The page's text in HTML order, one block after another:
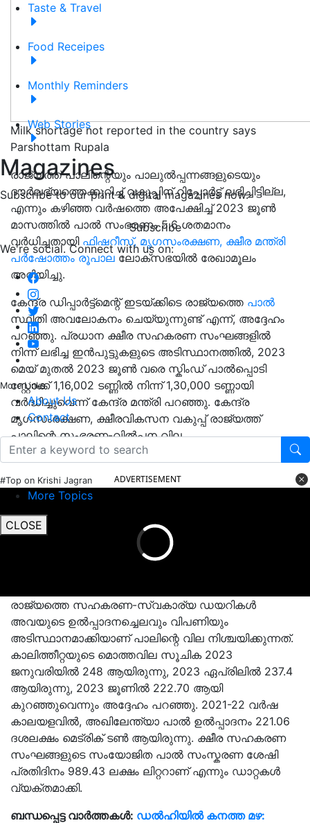
Taste & Travel
Food Receipes
Monthly Reminders
Web Stories
Magazines
Subscribe to our print & digital magazines now.
Subscribe
We're social. Connect with us on:
More Links
About Us
Contact
#Top on Krishi Jagran
More Topics
CLOSE
Milk shortage not reported in the country says
Parshottam Rupala
രാജ്യത്ത് പാലിന്റെയും പാലുൽപ്പന്നങ്ങളുടെയും
ദൗർലഭ്യത്തെക്കുറിച്ച് വകുപ്പിന് റിപ്പോർട്ട് ലഭിച്ചിട്ടില്ല,
എന്നും കഴിഞ്ഞ വർഷത്തെ അപേക്ഷിച്ച് 2023 ജൂൺ
മാസത്തിൽ പാൽ സംഭരണം 5.6 ശതമാനം
വർധിച്ചതായി ഫിഷറീസ്, മൃഗസംരക്ഷണ, ക്ഷീര മന്ത്രി
പർഷോത്തം രൂപാല ലോക്സഭയിൽ രേഖാമൂലം
അറിയിച്ചു.
കേന്ദ്ര ഡിപ്പാർട്ട്മെന്റ് ഇടയ്ക്കിടെ രാജ്യത്തെ പാൽ
സ്ഥിതി അവലോകനം ചെയ്യുന്നുണ്ട് എന്ന്, അദ്ദേഹം
പറഞ്ഞു. പ്രധാന ക്ഷീര സഹകരണ സംഘങ്ങളിൽ
നിന്ന് ലഭിച്ച ഇൻപുട്ടുകളുടെ അടിസ്ഥാനത്തിൽ, 2023
മെയ് മുതൽ 2023 ജൂൺ വരെ സ്കിംഡ് പാൽപ്പൊടി
സ്റ്റോക്ക് 1,16,002 ടണ്ണിൽ നിന്ന് 1,30,000 ടണ്ണായി
വർദ്ധിച്ചുവെന്ന് കേന്ദ്ര മന്ത്രി പറഞ്ഞു. കേന്ദ്ര
മൃഗസംരക്ഷണ, ക്ഷീരവികസന വകുപ്പ് രാജ്യത്ത്
പാലിന്റെ സംഭരണ-വിൽപ്പന വില
നിയന്ത്രിക്കുന്നില്ലെന്നും അദ്ദേഹം കൂട്ടിച്ചേർത്തു.
ADVERTISEMENT
രാജ്യത്തെ സഹകരണ-സ്വകാര്യ ഡയറികൾ
അവയുടെ ഉൽപ്പാദനച്ചെലവും വിപണിയും
അടിസ്ഥാനമാക്കിയാണ് പാലിന്റെ വില നിശ്ചയിക്കുന്നത്.
കാലിത്തീറ്റയുടെ മൊത്തവില സൂചിക 2023
ജനുവരിയിൽ 248 ആയിരുന്നു, 2023 ഏപ്രിലിൽ 237.4
ആയിരുന്നു, 2023 ജൂണിൽ 222.70 ആയി
കുറഞ്ഞുവെന്നും അദ്ദേഹം പറഞ്ഞു. 2021-22 വർഷ
കാലയളവിൽ, അഖിലേന്ത്യാ പാൽ ഉൽപ്പാദനം 221.06
ദശലക്ഷം മെട്രിക് ടൺ ആയിരുന്നു. ക്ഷീര സഹകരണ
സംഘങ്ങളുടെ സംയോജിത പാൽ സംസ്കരണ ശേഷി
പ്രതിദിനം 989.43 ലക്ഷം ലിറ്ററാണ് എന്നും ഡാറ്റകൾ
വ്യക്തമാക്കി.
ബന്ധപ്പെട്ട വാർത്തകൾ: ഡൽഹിയിൽ കനത്ത മഴ: